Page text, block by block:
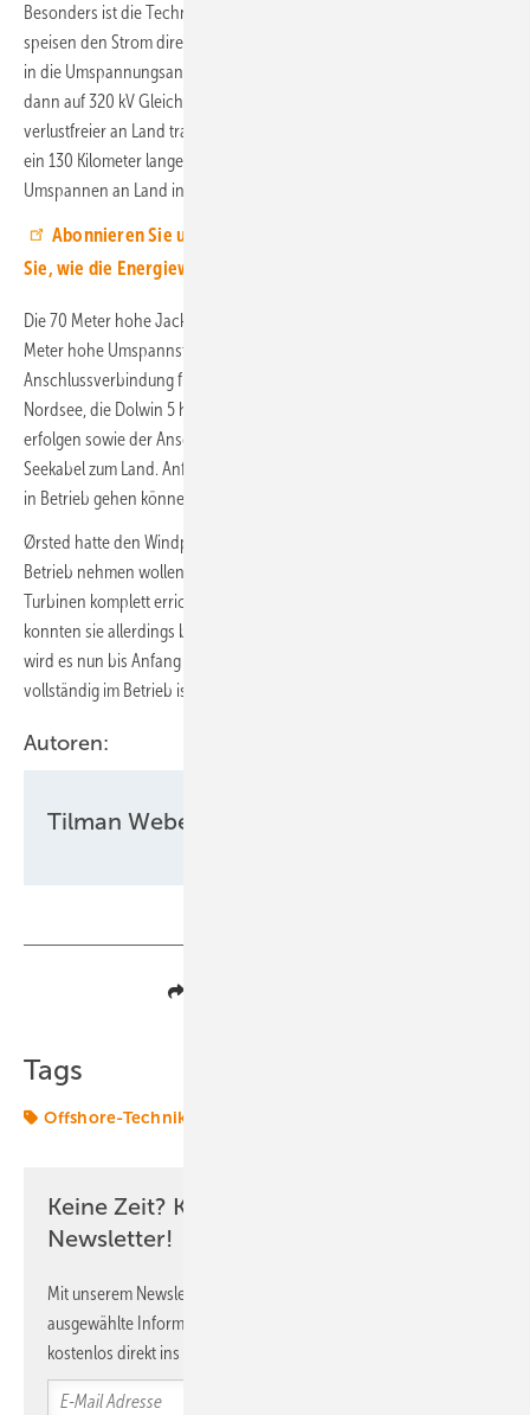
Besonders ist die Technik der Umspannung: Die Windturbinen
speisen den Strom direkt über ihre Anschlusskabel mit 66 Kilovolt (kV)
in die Umspannungsanlage. Dolwin Epsilon spannt diesen Strom
dann auf 320 kV Gleichstrom um, damit sich die Elektrizität
verlustfreier an Land transportieren lässt als mit Wechselstrom. Durch
ein 130 Kilometer langes Exportkabel gelangt dieser Strom dann zum
Umspannen an Land in die Konverterstation Emden Ost.
Abonnieren Sie unseren Youtube-Channel und erfahren
Sie, wie die Energiewende erfolgreich zu meistern ist.
Die 70 Meter hohe Jacket-Tragstruktur und die darauf gesteckte 36
Meter hohe Umspannstation von Dolwin Epsilon sind Teil der
Anschlussverbindung für den 913-Megawatt-Windpark in der
Nordsee, die Dolwin 5 heißt. Nun sollen die Anschlüsse des Windparks
erfolgen sowie der Anschluss der Plattform an das 130-Meter-
Seekabel zum Land. Anfang 2026 soll Borkum Riffgrund 3 vollständig
in Betrieb gehen können.
Ørsted hatte den Windpark nach eigener Planung schon 2025 in
Betrieb nehmen wollen und hatte bis Januar auch bereits alle
Turbinen komplett errichtet. Wegen der fehlenden Umspannplattform
konnten sie allerdings bisher keinen Strom produzieren. Stattdessen
wird es nun bis Anfang 2026 dauern, bis Borkum Riffgrund 3
vollständig im Betrieb ist.
Autoren:
Tilman Weber
Tags
Offshore-Technik
Keine Zeit? Kein Problem mit dem ERE
Newsletter!
Mit unserem Newsletter erhalten Sie regelmäßig von uns
ausgewählte Informationen und Neuigkeiten, gebündelt und
kostenlos direkt ins Postfach.